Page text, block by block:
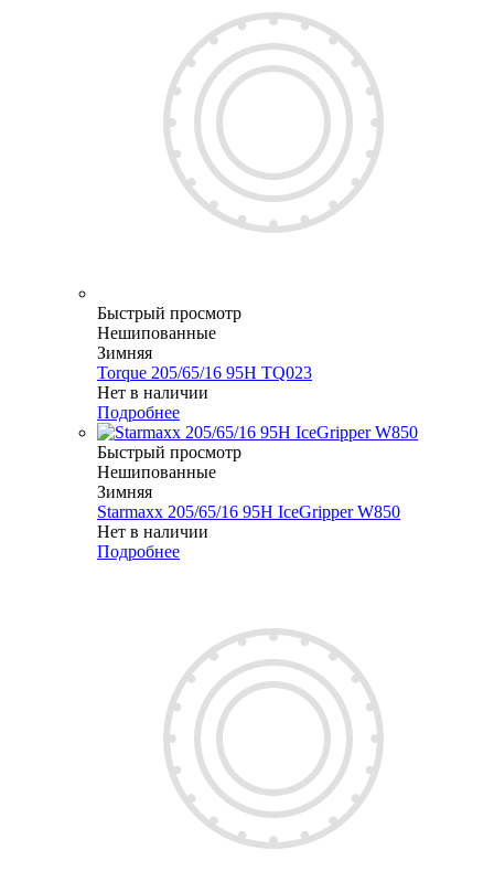
Быстрый просмотр
Нешипованные
Зимняя
Torque 205/65/16 95H TQ023
Нет в наличии
Подробнее
Быстрый просмотр
Нешипованные
Зимняя
Starmaxx 205/65/16 95H IceGripper W850
Нет в наличии
Подробнее